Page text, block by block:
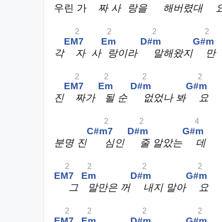
우린 가 짜 사 랑을 해버렸대
각
EM7
2
자 사
Em
2
랑이라
D#m
2
말해왔지
G#m
2
만
진
EM7
2
짜가
Em
2
될 순
D#m
2
없었나 봐
G#m
2
요
분명 진
C#m7
2
심인
D#m
2
줄 알았는
G#m
4
데
EM7
2
그
Em
2
말만은 꺼
D#m
2
내지 말아
G#m
2
요
2 2 2 2